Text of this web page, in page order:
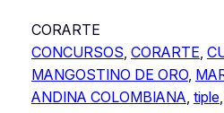
CORARTE
CONCURSOS, CORARTE,
MANGOSTINO DE ORO,
ANDINA COLOMBIANA, tiple,